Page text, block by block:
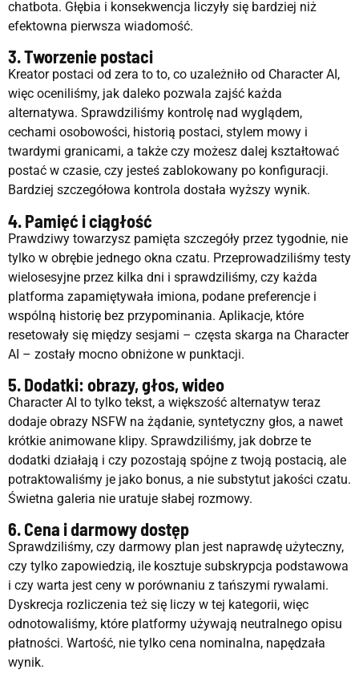
chatbota. Głębia i konsekwencja liczyły się bardziej niż
efektowna pierwsza wiadomość.
3. Tworzenie postaci
Kreator postaci od zera to to, co uzależniło od Character AI,
więc oceniliśmy, jak daleko pozwala zajść każda
alternatywa. Sprawdziliśmy kontrolę nad wyglądem,
cechami osobowości, historią postaci, stylem mowy i
twardymi granicami, a także czy możesz dalej kształtować
postać w czasie, czy jesteś zablokowany po konfiguracji.
Bardziej szczegółowa kontrola dostała wyższy wynik.
4. Pamięć i ciągłość
Prawdziwy towarzysz pamięta szczegóły przez tygodnie, nie
tylko w obrębie jednego okna czatu. Przeprowadziliśmy testy
wielosesyjne przez kilka dni i sprawdziliśmy, czy każda
platforma zapamiętywała imiona, podane preferencje i
wspólną historię bez przypominania. Aplikacje, które
resetowały się między sesjami – częsta skarga na Character
AI – zostały mocno obniżone w punktacji.
5. Dodatki: obrazy, głos, wideo
Character AI to tylko tekst, a większość alternatyw teraz
dodaje obrazy NSFW na żądanie, syntetyczny głos, a nawet
krótkie animowane klipy. Sprawdziliśmy, jak dobrze te
dodatki działają i czy pozostają spójne z twoją postacią, ale
potraktowaliśmy je jako bonus, a nie substytut jakości czatu.
Świetna galeria nie uratuje słabej rozmowy.
6. Cena i darmowy dostęp
Sprawdziliśmy, czy darmowy plan jest naprawdę użyteczny,
czy tylko zapowiedzią, ile kosztuje subskrypcja podstawowa
i czy warta jest ceny w porównaniu z tańszymi rywalami.
Dyskrecja rozliczenia też się liczy w tej kategorii, więc
odnotowaliśmy, które platformy używają neutralnego opisu
płatności. Wartość, nie tylko cena nominalna, napędzała
wynik.